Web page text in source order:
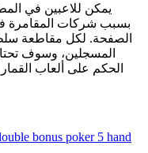
يمكن للاعبين في
بسبب شركات المقامرة
الصفحة. لكل مقاطعة
المسجلين، وسوف
الحكم على ألعاب
bonus poker 5 hand